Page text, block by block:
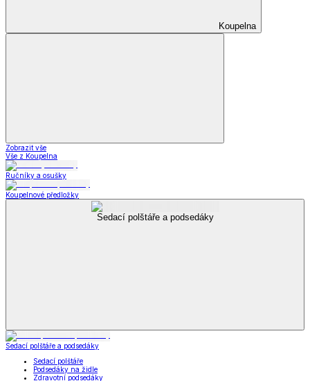
Koupelna
Zobrazit vše
Vše z Koupelna
Ručníky a osušky
Koupelnové předložky
Sedací polštáře a podsedáky
Sedací polštáře a podsedáky
Sedací polštáře
Podsedáky na židle
Zdravotní podsedáky